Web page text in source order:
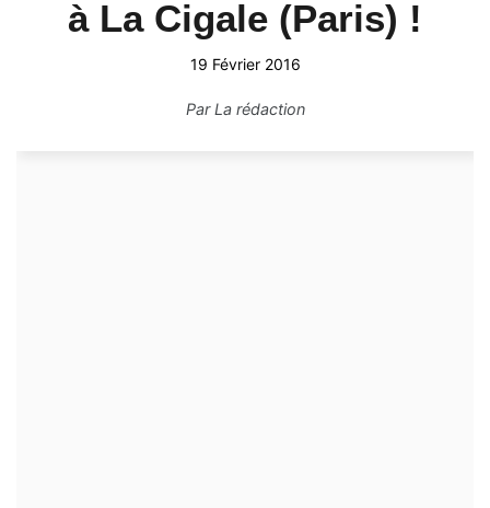
à La Cigale (Paris) !
19 Février 2016
ParLa rédaction